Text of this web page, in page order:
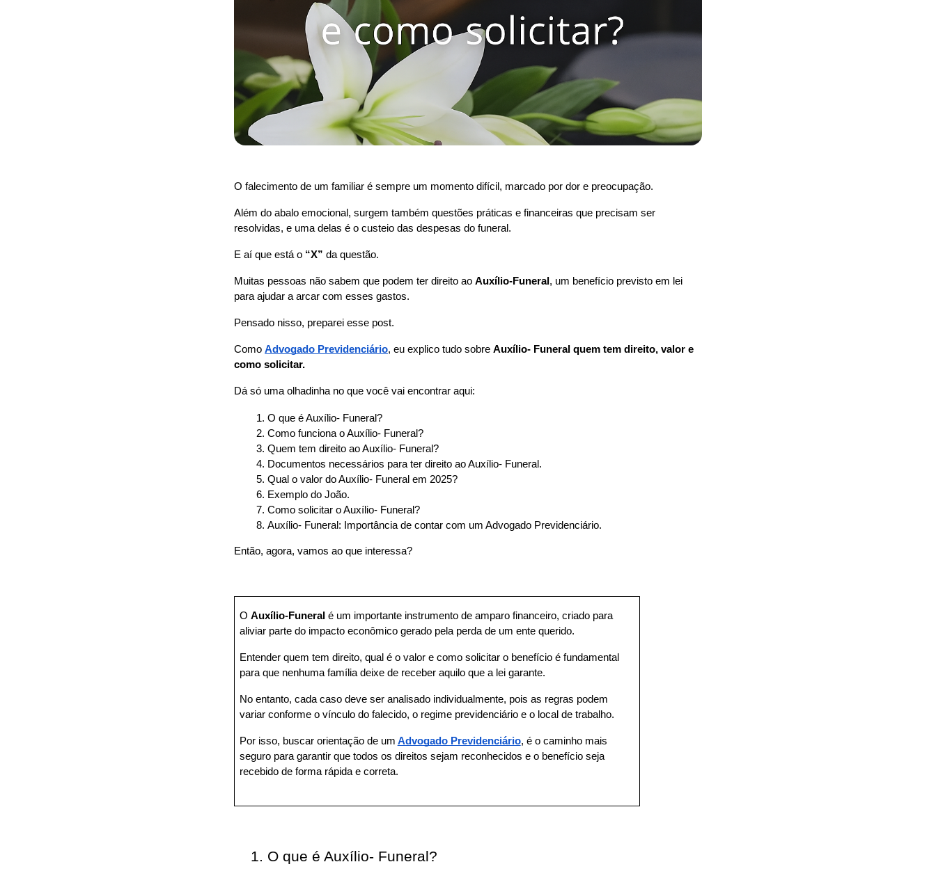
O falecimento de um familiar é sempre um momento difícil, marcado por dor e preocupação.
Além do abalo emocional, surgem também questões práticas e financeiras que precisam ser
resolvidas, e uma delas é o custeio das despesas do funeral.
E aí que está o “X” da questão.
Muitas pessoas não sabem que podem ter direito ao Auxílio-Funeral , um benefício previsto em lei
para ajudar a arcar com esses gastos.
Pensado nisso, preparei esse post.
Como Advogado Previdenciário, eu explico tudo sobre Auxílio- Funeral quem tem direito, valor e
como solicitar.
Dá só uma olhadinha no que você vai encontrar aqui:
O que é Auxílio- Funeral?
Como funciona o Auxílio- Funeral?
Quem tem direito ao Auxílio- Funeral?
Documentos necessários para ter direito ao Auxílio- Funeral.
Qual o valor do Auxílio- Funeral em 2025?
Exemplo do João.
Como solicitar o Auxílio- Funeral?
Auxílio- Funeral: Importância de contar com um Advogado Previdenciário.
Então, agora, vamos ao que interessa?
O Auxílio-Funeral é um importante instrumento de amparo financeiro, criado para
aliviar parte do impacto econômico gerado pela perda de um ente querido.
Entender quem tem direito, qual é o valor e como solicitar o benefício é fundamental
para que nenhuma família deixe de receber aquilo que a lei garante.
No entanto, cada caso deve ser analisado individualmente, pois as regras podem
variar conforme o vínculo do falecido, o regime previdenciário e o local de trabalho.
Por isso, buscar orientação de um Advogado Previdenciário, é o caminho mais
seguro para garantir que todos os direitos sejam reconhecidos e o benefício seja
recebido de forma rápida e correta.
O que é Auxílio- Funeral?